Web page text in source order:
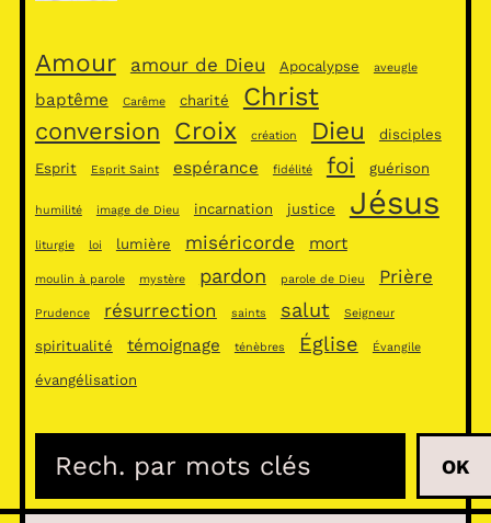
Amour amour de Dieu Apocalypse aveugle
baptême Carême charité Christ
conversion Croix création Dieu disciples
Esprit Esprit Saint espérance fidélité foi guérison
humilité image de Dieu incarnation justice Jésus
liturgie loi lumière miséricorde mort
moulin à parole mystère pardon parole de Dieu Prière
Prudence résurrection saints salut Seigneur
spiritualité témoignage ténèbres Église Évangile
évangélisation
c
OK